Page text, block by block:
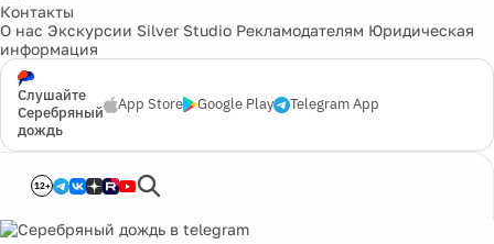
Контакты
О нас Экскурсии Silver Studio Рекламодателям Юридическая
информация
Слушайте
Серебряный
дождь
App Store Google Play Telegram App
12+